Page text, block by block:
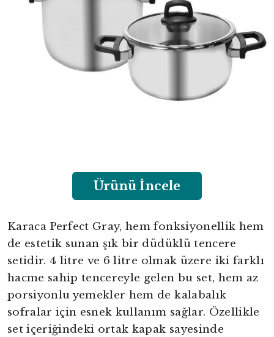
Ürünü İncele
Karaca Perfect Gray, hem fonksiyonellik hem
de estetik sunan şık bir düdüklü tencere
setidir. 4 litre ve 6 litre olmak üzere iki farklı
hacme sahip tencereyle gelen bu set, hem az
porsiyonlu yemekler hem de kalabalık
sofralar için esnek kullanım sağlar. Özellikle
set içeriğindeki ortak kapak sayesinde